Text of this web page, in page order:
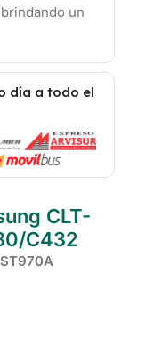
un
día a todo el
CLT-
C432